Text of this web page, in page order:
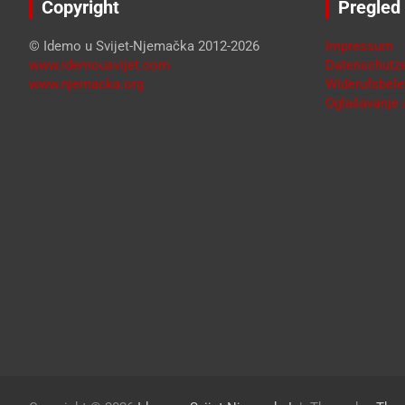
Copyright
© Idemo u Svijet-Njemačka 2012-2026
www.idemousvijet.com
www.njemacka.org
Pregled
Impressum